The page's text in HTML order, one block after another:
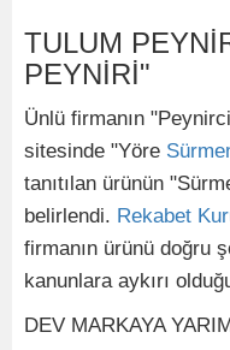
TULUM
PEYNİRİ"
Ünlü firmanın "Peynirci
sitesinde "Yöre
tanıtılan ürünün
belirlendi. Rekabet
firmanın ürünü doğru
kanunlara aykırı
DEV MARKAYA